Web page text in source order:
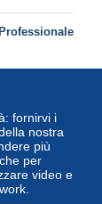
Professionale
fornirvi i
nostra
più
per
video e